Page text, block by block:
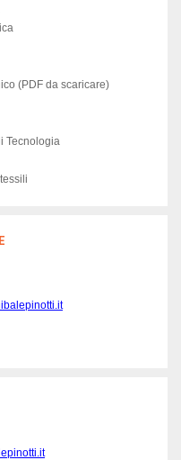
(PDF da scaricare)
Tecnologia